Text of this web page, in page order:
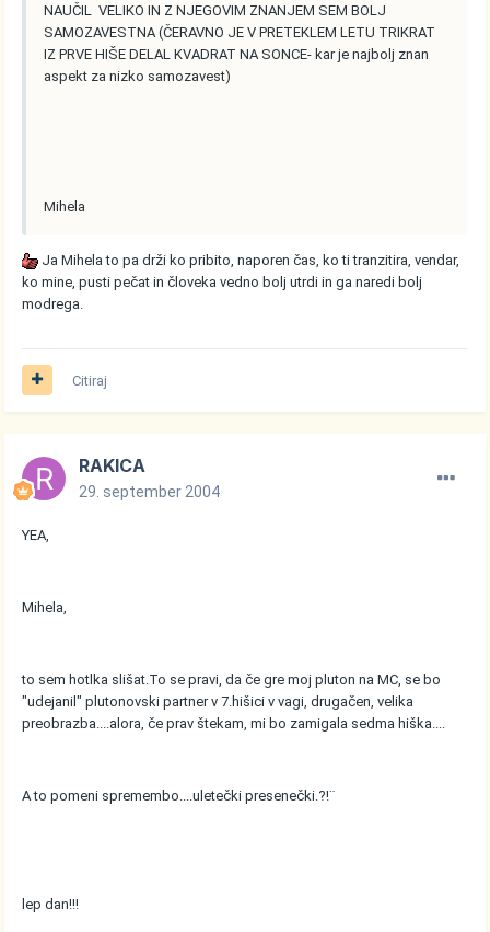
NAUČIL VELIKO IN Z NJEGOVIM ZNANJEM SEM BOLJ
SAMOZAVESTNA (ČERAVNO JE V PRETEKLEM LETU TRIKRAT
IZ PRVE HIŠE DELAL KVADRAT NA SONCE- kar je najbolj znan
aspekt za nizko samozavest)
Mihela
Ja Mihela to pa drži ko pribito, naporen čas, ko ti tranzitira, vendar,
ko mine, pusti pečat in človeka vedno bolj utrdi in ga naredi bolj
modrega.
Citiraj
RAKICA
29. september 2004
YEA,
Mihela,
to sem hotlka slišat.To se pravi, da če gre moj pluton na MC, se bo
"udejanil" plutonovski partner v 7.hišici v vagi, drugačen, velika
preobrazba....alora, če prav štekam, mi bo zamigala sedma hiška....
A to pomeni spremembo....uletečki presenečki.?!¨
lep dan!!!